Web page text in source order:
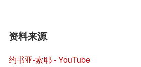
资料来源
约书亚-索耶 - YouTube